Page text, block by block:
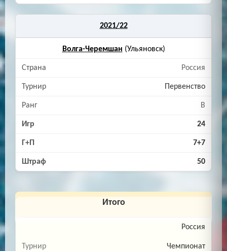
2021/22
Волга-Черемшан (Ульяновск)
Россия
Первенство
B
24
7+7
50
Итого
Россия
Чемпионат